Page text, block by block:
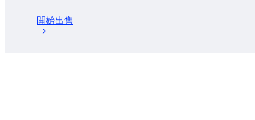
開始出售